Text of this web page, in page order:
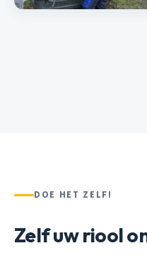
DOE HET ZELF!
Zelf uw riool